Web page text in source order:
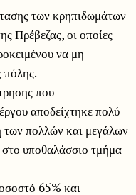
των κρηπιδωμάτων
Πρέβεζας, οι οποίες
να μη
πόλης.
που
αποδείχτηκε πολύ
των πολλών και μεγάλων
υποθαλάσσιο τμήμα
65% και